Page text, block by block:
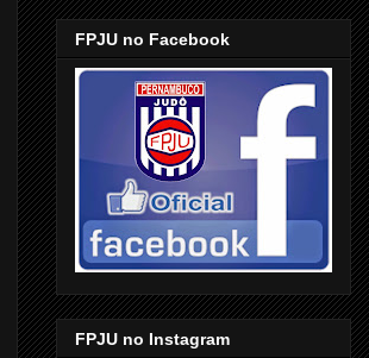
FPJU no Facebook
FPJU no Instagram